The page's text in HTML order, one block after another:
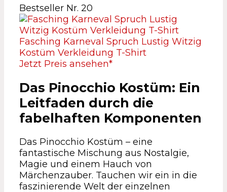
Bestseller Nr. 20
Fasching Karneval Spruch Lustig Witzig
Kostüm Verkleidung T-Shirt
Jetzt Preis ansehen*
Das Pinocchio Kostüm: Ein
Leitfaden durch die
fabelhaften Komponenten
Das Pinocchio Kostüm – eine
fantastische Mischung aus Nostalgie,
Magie und einem Hauch von
Märchenzauber. Tauchen wir ein in die
faszinierende Welt der einzelnen